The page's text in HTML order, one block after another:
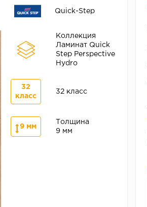
Quick-Step
Коллекция
Ламинат Quick
Step Perspective
Hydro
32
класс
32 класс
9 мм
Толщина
9 мм